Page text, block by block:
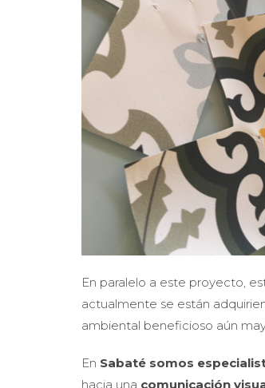
En paralelo a este proyecto,
actualmente se están
ambiental beneficioso aún
En Sabaté somos
hacia una comunicación